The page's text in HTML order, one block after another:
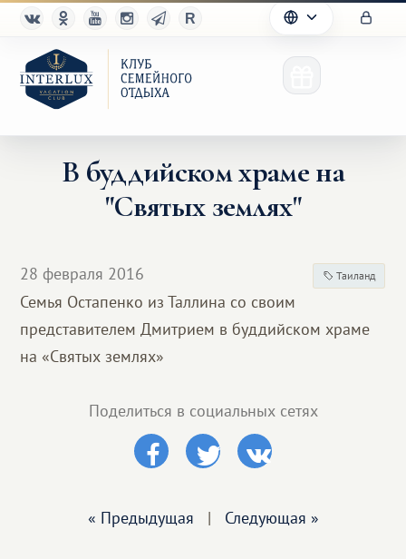
Партнерам
Благотворительность
В буддийском храме на
"Святых землях"
28 февраля 2016 Таиланд
Семья Остапенко из Таллина со своим
представителем Дмитрием в буддийском храме
на «Святых землях»
Поделиться в социальных сетях
« Предыдущая | Следующая »